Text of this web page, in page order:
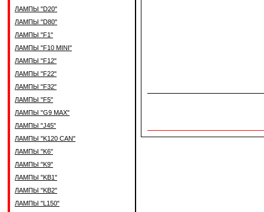
ЛАМПЫ "D20"
ЛАМПЫ "D80"
ЛАМПЫ "F1"
ЛАМПЫ "F10 MINI"
ЛАМПЫ "F12"
ЛАМПЫ "F22"
ЛАМПЫ "F32"
ЛАМПЫ "F5"
ЛАМПЫ "G9 MAX"
ЛАМПЫ "J45"
ЛАМПЫ "K120 CAN"
ЛАМПЫ "K6"
ЛАМПЫ "K9"
ЛАМПЫ "KB1"
ЛАМПЫ "KB2"
ЛАМПЫ "L150"